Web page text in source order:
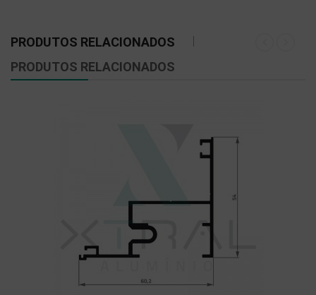
PRODUTOS RELACIONADOS
PRODUTOS RELACIONADOS